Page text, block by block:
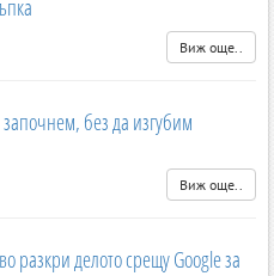
Виж още..
без да изгубим
Виж още..
разкри делото срещу Google за